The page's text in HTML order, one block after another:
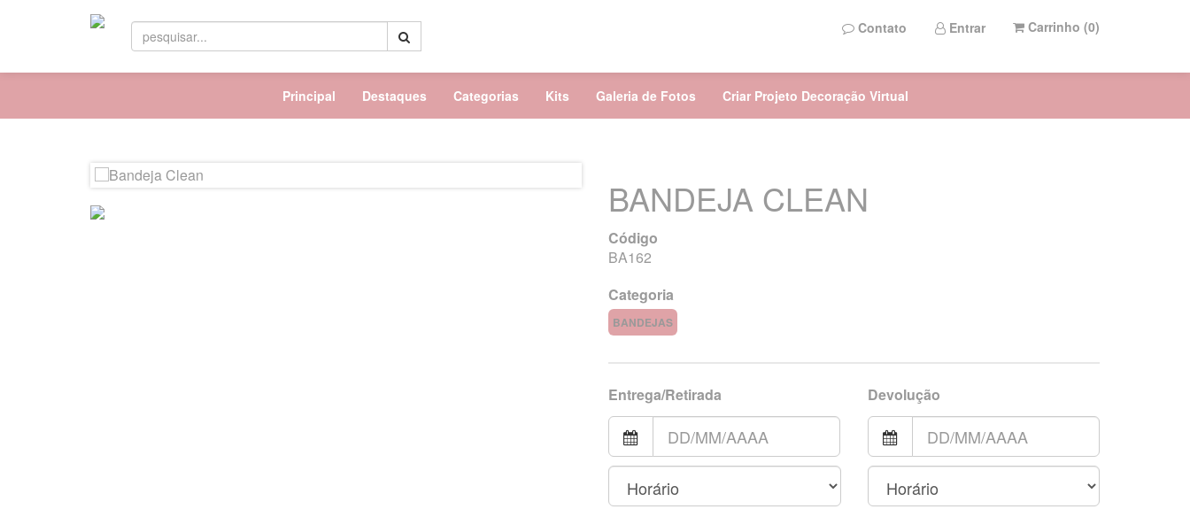
Contato Entrar Carrinho (0)
Principal Destaques Categorias Kits Galeria de Fotos Criar Projeto Decoração Virtual
BANDEJA CLEAN
Código
BA162
Categoria
BANDEJAS
Entrega/Retirada Devolução